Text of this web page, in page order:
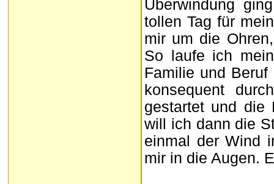
Überwindung
tollen Tag für
mir um die
So laufe ich
Familie und
konsequent
gestartet und die
will ich dann die
einmal der Wind
mir in die Augen.